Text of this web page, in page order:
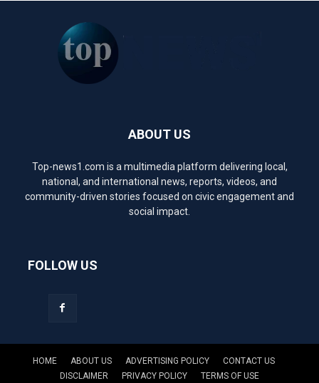
ABOUT US
Top-news1.com is a multimedia platform delivering local,
national, and international news, reports, videos, and
community-driven stories focused on civic engagement and
social impact.
FOLLOW US
HOME ABOUT US ADVERTISING POLICY
CONTACT US
DISCLAIMER
PRIVACY POLICY TERMS OF USE